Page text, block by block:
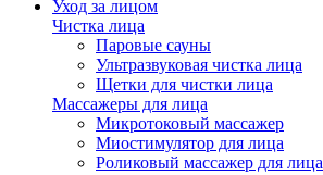
Уход за лицом
Чистка лица
Паровые сауны
Ультразвуковая чистка лица
Щетки для чистки лица
Массажеры для лица
Микротоковый массажер
Миостимулятор для лица
Роликовый массажер для лица